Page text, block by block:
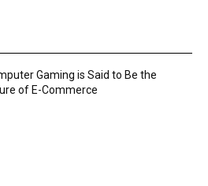
Gaming is Said to Be the
of E-Commerce